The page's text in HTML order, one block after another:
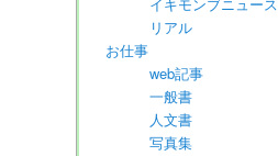
イキモンブニュース
リアル
お仕事
web記事
一般書
人文書
写真集